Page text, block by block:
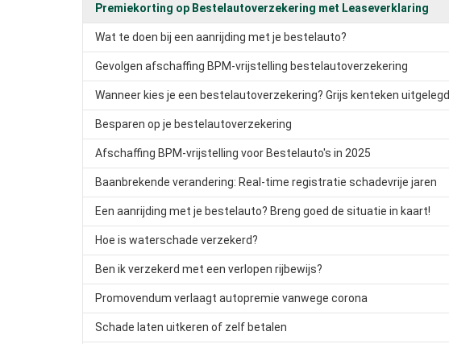
Premiekorting op Bestelautoverzekering met Leaseverklaring
Wat te doen bij een aanrijding met je bestelauto?
Gevolgen afschaffing BPM-vrijstelling bestelautoverzekering
Wanneer kies je een bestelautoverzekering? Grijs kenteken uitgelegd
Besparen op je bestelautoverzekering
Afschaffing BPM-vrijstelling voor Bestelauto's in 2025
Baanbrekende verandering: Real-time registratie schadevrije jaren
Een aanrijding met je bestelauto? Breng goed de situatie in kaart!
Hoe is waterschade verzekerd?
Ben ik verzekerd met een verlopen rijbewijs?
Promovendum verlaagt autopremie vanwege corona
Schade laten uitkeren of zelf betalen